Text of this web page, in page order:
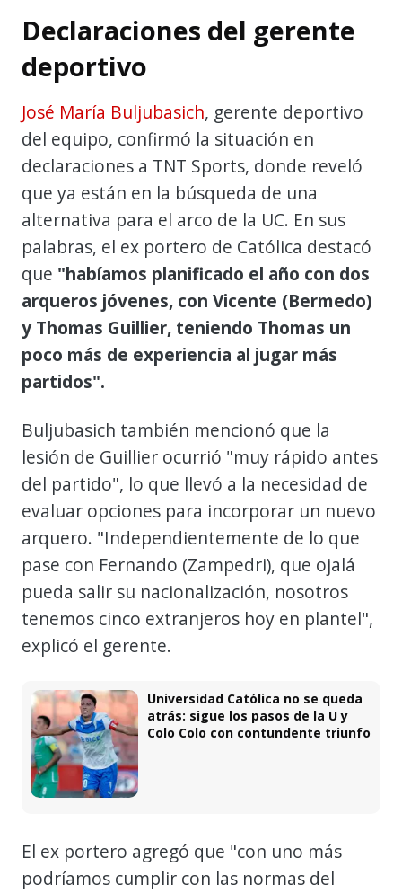
Declaraciones del gerente
deportivo
José María Buljubasich, gerente deportivo
del equipo, confirmó la situación en
declaraciones a TNT Sports, donde reveló
que ya están en la búsqueda de una
alternativa para el arco de la UC. En sus
palabras, el ex portero de Católica destacó
que "habíamos planificado el año con dos
arqueros jóvenes, con Vicente (Bermedo)
y Thomas Guillier, teniendo Thomas un
poco más de experiencia al jugar más
partidos".
Buljubasich también mencionó que la
lesión de Guillier ocurrió "muy rápido antes
del partido", lo que llevó a la necesidad de
evaluar opciones para incorporar un nuevo
arquero. "Independientemente de lo que
pase con Fernando (Zampedri), que ojalá
pueda salir su nacionalización, nosotros
tenemos cinco extranjeros hoy en plantel",
explicó el gerente.
Universidad Católica no se queda
atrás: sigue los pasos de la U y
Colo Colo con contundente triunfo
El ex portero agregó que "con uno más
podríamos cumplir con las normas del